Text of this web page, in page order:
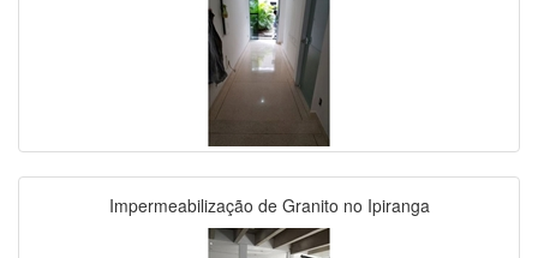
Impermeabilização de Granito no Ipiranga